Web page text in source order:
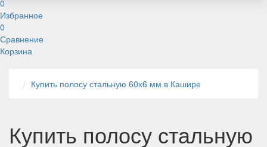
0
Избранное
0
Сравнение
Корзина
Купить полосу стальную 60х6 мм в Кашире
Купить полосу стальную